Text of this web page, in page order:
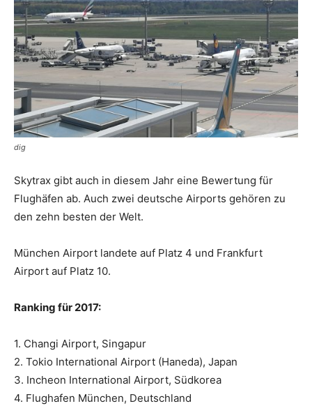
Reiseempfehlungen.
dig
Skytrax gibt auch in diesem Jahr eine Bewertung für
Flughäfen ab. Auch zwei deutsche Airports gehören zu
den zehn besten der Welt.
München Airport landete auf Platz 4 und Frankfurt
Airport auf Platz 10.
Ranking für 2017:
1. Changi Airport, Singapur
2. Tokio International Airport (Haneda), Japan
3. Incheon International Airport, Südkorea
4. Flughafen München, Deutschland